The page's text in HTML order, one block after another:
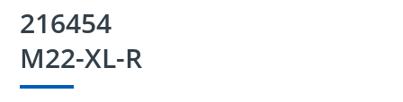
216454
M22-XL-R